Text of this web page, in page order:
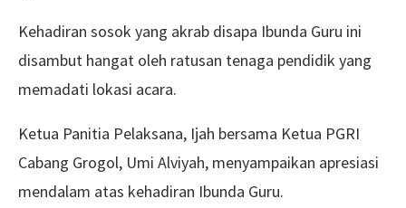
Kehadiran sosok yang akrab disapa Ibunda Guru ini
disambut hangat oleh ratusan tenaga pendidik yang
memadati lokasi acara.
Ketua Panitia Pelaksana, Ijah bersama Ketua PGRI
Cabang Grogol, Umi Alviyah, menyampaikan apresiasi
mendalam atas kehadiran Ibunda Guru.